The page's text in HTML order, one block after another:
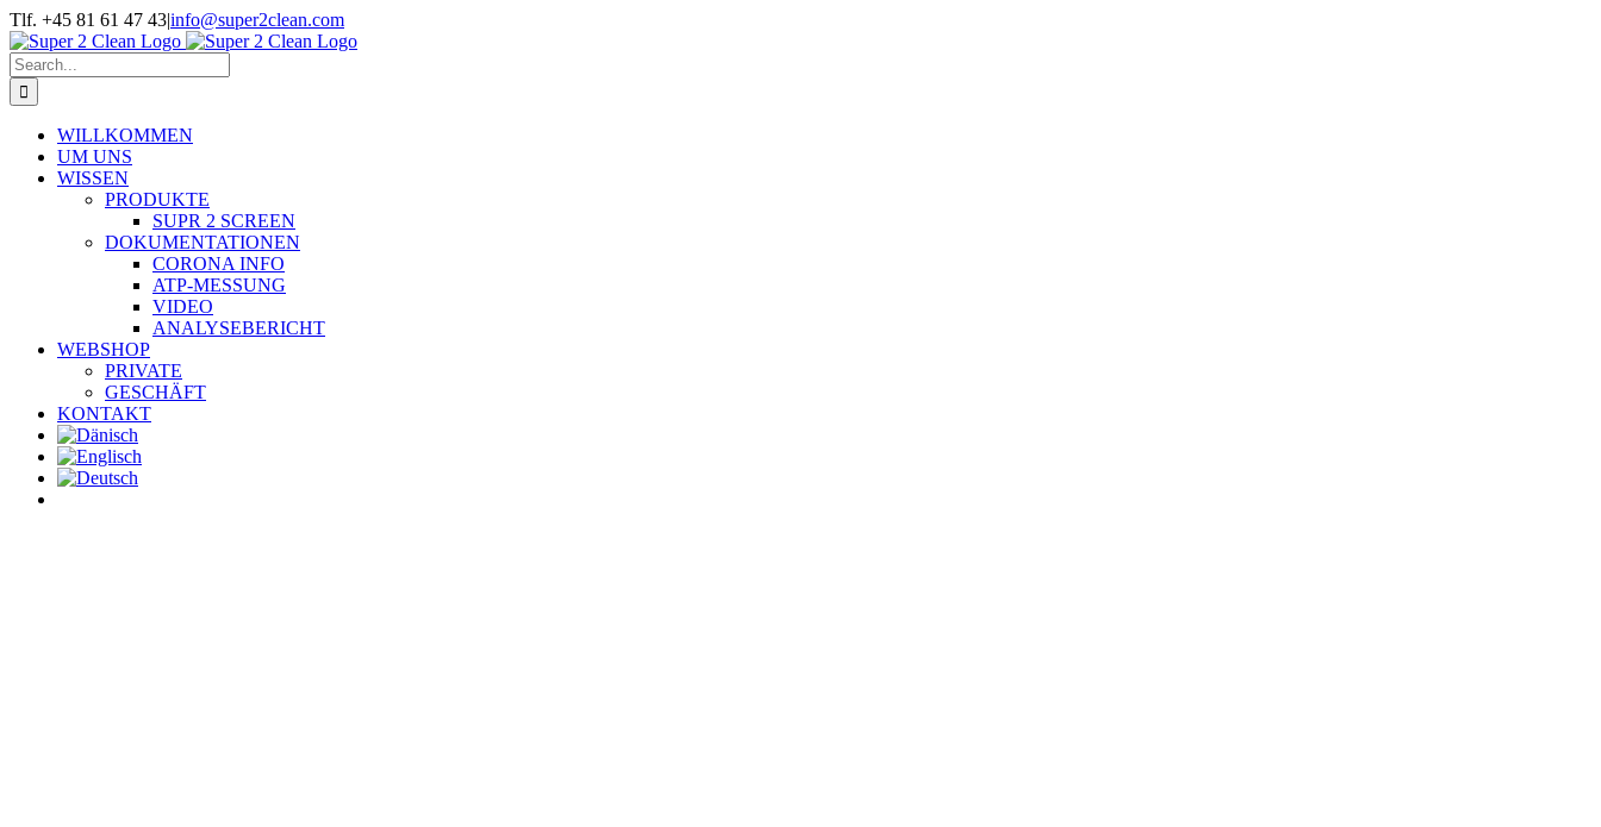
Skip
to
content
Tlf. +45 81 61 47 43|info@super2clean.com
Search
for:
WILLKOMMEN
UM UNS
WISSEN
PRODUKTE
SUPR 2 SCREEN
DOKUMENTATIONEN
CORONA INFO
ATP-MESSUNG
VIDEO
ANALYSEBERICHT
WEBSHOP
PRIVATE
GESCHÄFT
KONTAKT